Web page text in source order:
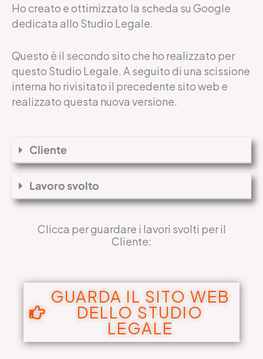
Ho creato e ottimizzato la scheda su Google
dedicata allo Studio Legale.
Questo è il secondo sito che ho realizzato per
questo Studio Legale. A seguito di una scissione
interna ho rivisitato il precedente sito web e
realizzato questa nuova versione.
Cliente
Lavoro svolto
Clicca per guardare i lavori svolti per il
Cliente:
GUARDA IL SITO WEB
DELLO STUDIO
LEGALE